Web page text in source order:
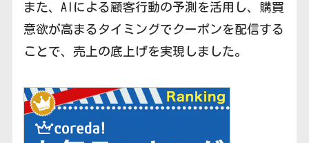
また、AIによる顧客行動の予測を活用し、購買
意欲が高まるタイミングでクーポンを配信する
ことで、売上の底上げを実現しました。